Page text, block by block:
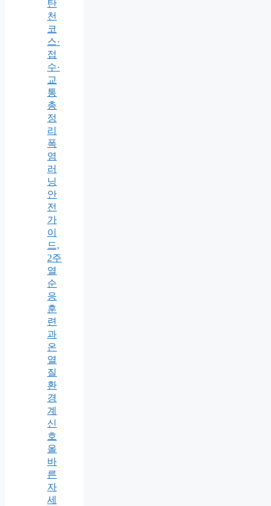
탄
천
코
스·
접
수·
교
통
총
정
리
폭
염
러
닝
안
전
가
이
드,
2주
열
순
응
훈
련
과
온
열
질
환
경
계
신
호
올
바
른
자
세